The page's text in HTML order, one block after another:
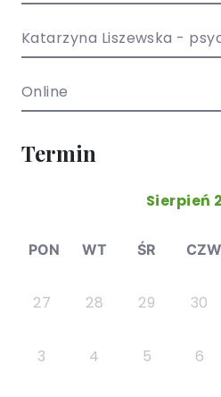
Online
Termin
Sierpień
PON WT ŚR CZW
27 28 29 30
3 4 5 6